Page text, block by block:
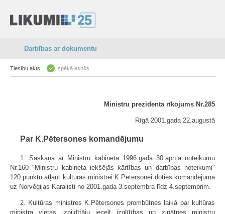
Darbības ar dokumentu
Tiesību akts: spēkā esošs
Ministru prezidenta rīkojums Nr.285
Rīgā 2001.gada 22.augustā
Par K.Pētersones komandējumu
1. Saskaņā ar Ministru kabineta 1996.gada 30.aprīļa noteikumu
Nr.160 "Ministru kabineta iekšējās kārtības un darbības noteikumi"
120.punktu atļaut kultūras ministrei K.Pētersonei doties komandējumā
uz Norvēģijas Karalisti no 2001.gada 3.septembra līdz 4.septembrim.
2. Kultūras ministres K.Pētersones prombūtnes laikā par kultūras
ministra vietas izpildītāju iecelt izglītības un zinātnes ministru